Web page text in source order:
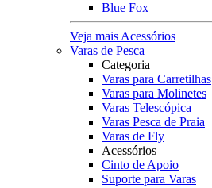
Blue Fox
Veja mais Acessórios
Varas de Pesca
Categoria
Varas para Carretilhas
Varas para Molinetes
Varas Telescópica
Varas Pesca de Praia
Varas de Fly
Acessórios
Cinto de Apoio
Suporte para Varas